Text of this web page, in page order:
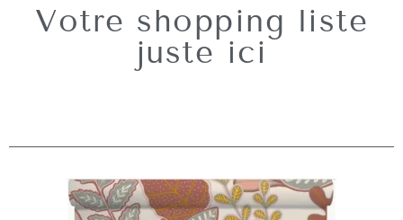
Votre shopping liste
juste ici